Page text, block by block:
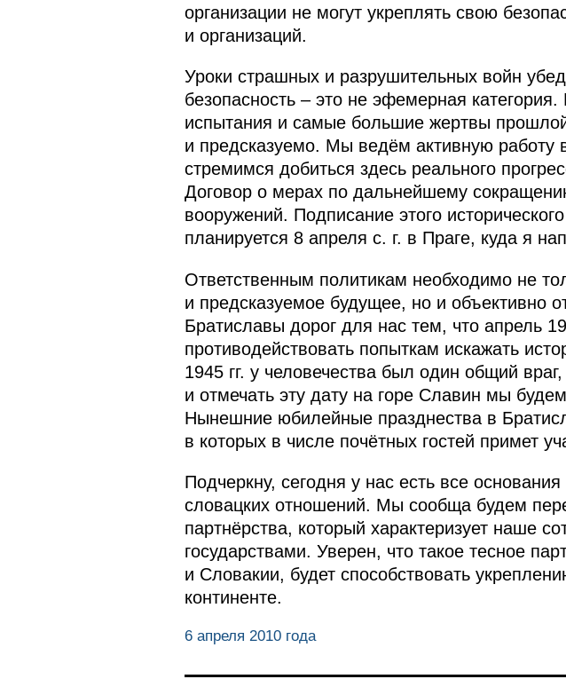
организации не могут укреплять свою
и организаций.
Уроки страшных и разрушительных войн
безопасность – это не эфемерная
испытания и самые большие жертвы
и предсказуемо. Мы ведём активную работу
стремимся добиться здесь реального
Договор о мерах по дальнейшему
вооружений. Подписание этого
планируется 8 апреля с. г. в Праге, куда я
Ответственным политикам необходимо не
и предсказуемое будущее, но и объективно
Братиславы дорог для нас тем, что апрель
противодействовать попыткам искажать
1945 гг. у человечества был один общий
и отмечать эту дату на горе Славин мы
Нынешние юбилейные празднества в
в которых в числе почётных гостей примет
Подчеркну, сегодня у нас есть все
словацких отношений. Мы сообща будем
партнёрства, который характеризует наше
государствами. Уверен, что такое тесное
и Словакии, будет способствовать
континенте.
6 апреля 2010 года